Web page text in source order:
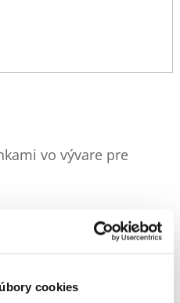
cookies
vo vývare pre